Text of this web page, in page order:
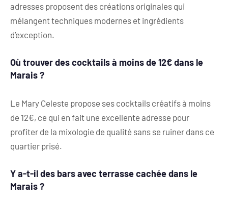
adresses proposent des créations originales qui
mélangent techniques modernes et ingrédients
d’exception.
Où trouver des cocktails à moins de 12€ dans le
Marais ?
Le Mary Celeste propose ses cocktails créatifs à moins
de 12€, ce qui en fait une excellente adresse pour
profiter de la mixologie de qualité sans se ruiner dans ce
quartier prisé.
Y a-t-il des bars avec terrasse cachée dans le
Marais ?